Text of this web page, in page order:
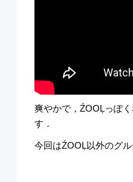
爽やかで，ŹOOĻっぽ
す．
今回はŹOOĻ以外のグ